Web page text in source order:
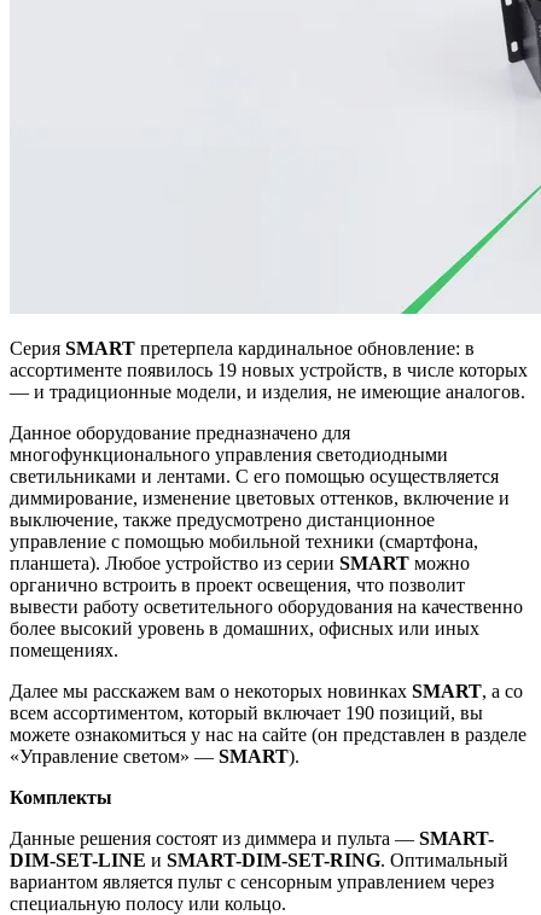
Серия SMART претерпела кардинальное обновление: в
ассортименте появилось 19 новых устройств, в числе которых
— и традиционные модели, и изделия, не имеющие аналогов.
Данное оборудование предназначено для
многофункционального управления светодиодными
светильниками и лентами. С его помощью осуществляется
диммирование, изменение цветовых оттенков, включение и
выключение, также предусмотрено дистанционное
управление с помощью мобильной техники (смартфона,
планшета). Любое устройство из серии SMART можно
органично встроить в проект освещения, что позволит
вывести работу осветительного оборудования на качественно
более высокий уровень в домашних, офисных или иных
помещениях.
Далее мы расскажем вам о некоторых новинках SMART, а со
всем ассортиментом, который включает 190 позиций, вы
можете ознакомиться у нас на сайте (он представлен в разделе
«Управление светом» — SMART).
Комплекты
Данные решения состоят из диммера и пульта — SMART-
DIM-SET-LINE и SMART-DIM-SET-RING. Оптимальный
вариантом является пульт с сенсорным управлением через
специальную полосу или кольцо.